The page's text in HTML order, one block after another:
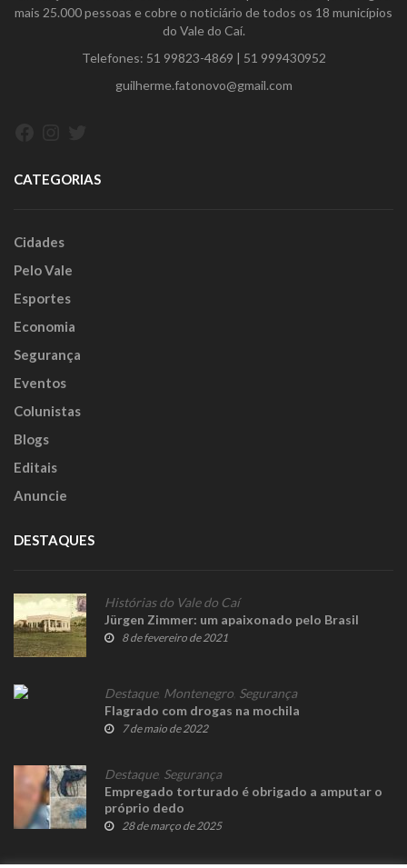
mais 25.000 pessoas e cobre o noticiário de todos os 18 municípios
do Vale do Caí.
Telefones: 51 99823-4869 | 51 999430952
guilherme.fatonovo@gmail.com
CATEGORIAS
Cidades
Pelo Vale
Esportes
Economia
Segurança
Eventos
Colunistas
Blogs
Editais
Anuncie
DESTAQUES
Histórias do Vale do Caí
Jürgen Zimmer: um apaixonado pelo Brasil
8 de fevereiro de 2021
Destaque, Montenegro Segurança
Flagrado com drogas na mochila
7 de maio de 2022
Destaque, Segurança
Empregado torturado é obrigado a amputar o
próprio dedo
28 de março de 2025